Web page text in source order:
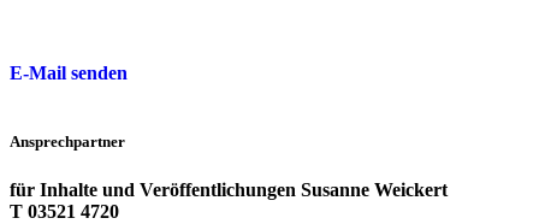
E-Mail senden
Ansprechpartner
für Inhalte und Veröffentlichungen Susanne Weickert
T 03521 4720